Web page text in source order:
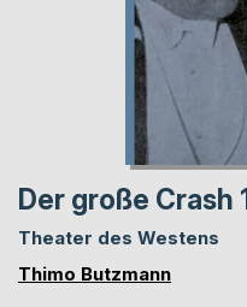
Der große Crash
Theater des Westens
Thimo Butzmann